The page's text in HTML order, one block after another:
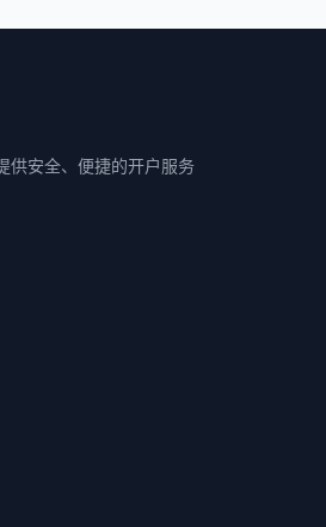
供安全、便捷的开户服务